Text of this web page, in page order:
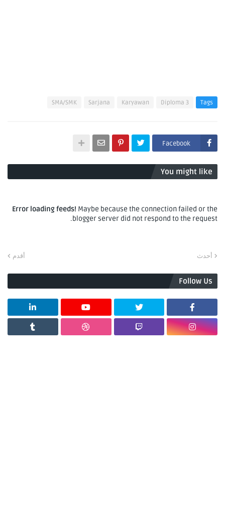
Tags
Diploma 3
Karyawan
Sarjana
SMA/SMK
Facebook
You might like
Error loading feeds! Maybe because the connection failed or the
blogger server did not respond to the request.
أحدث أقدم
Follow Us